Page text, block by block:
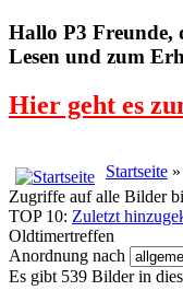
Hallo P3 Freunde,
Lesen und zum
Hier geht es
Startseite
Zugriffe auf alle Bilder
TOP 10: Zuletzt
Oldtimertreffen
Anordnung nach
Es gibt 539 Bilder in